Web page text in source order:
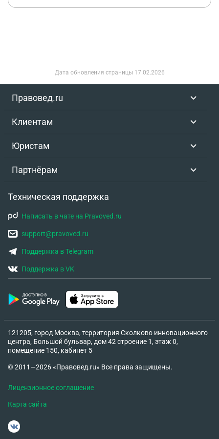
Дата обновления страницы 17.02.2026
Правовед.ru
Клиентам
Юристам
Партнёрам
Техническая поддержка
Написать в чате на Pravoved.ru
support@pravoved.ru
Поддержка в Telegram
Поддержка в VK
121205, город Москва, территория Сколково инновационного
центра, Большой бульвар, дом 42 строение 1, этаж 0,
помещение 150, кабинет 5
© 2011—2026 «Правовед.ru» Все права защищены.
Лицензионное соглашение
Карта сайта